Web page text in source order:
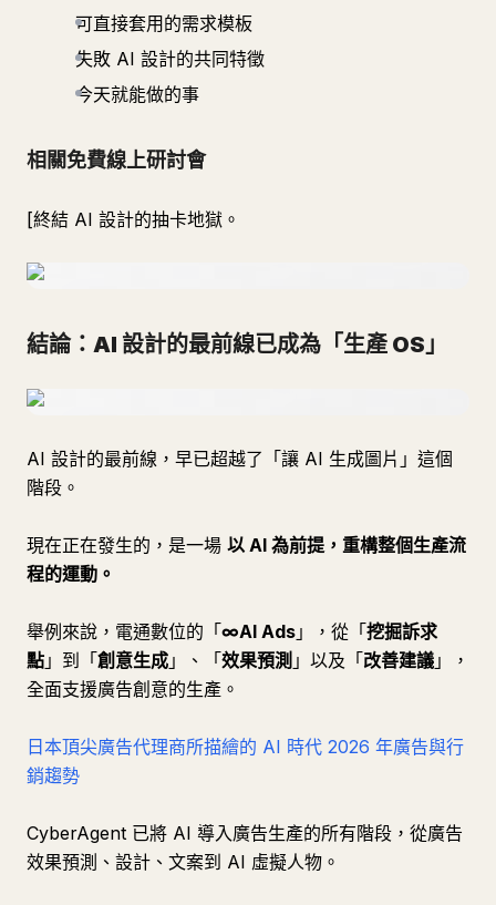
可直接套用的需求模板
失敗 AI 設計的共同特徵
今天就能做的事
相關免費線上研討會
[終結 AI 設計的抽卡地獄。
結論：AI 設計的最前線已成為「生產 OS」
AI 設計的最前線，早已超越了「讓 AI 生成圖片」這個
階段。
現在正在發生的，是一場 以 AI 為前提，重構整個生產流
程的運動。
舉例來說，電通數位的「∞AI Ads 」，從「挖掘訴求
點 」到「創意生成 」、「效果預測 」以及「改善建議 」，
全面支援廣告創意的生產。
日本頂尖廣告代理商所描繪的 AI 時代 2026 年廣告與行
銷趨勢
CyberAgent 已將 AI 導入廣告生產的所有階段，從廣告
效果預測、設計、文案到 AI 虛擬人物。